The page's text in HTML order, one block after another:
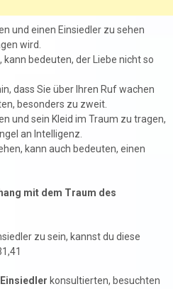
und einen Einsiedler zu sehen
wird.
kann bedeuten, der Liebe nicht so
dass Sie über Ihren Ruf wachen
besonders zu zweit.
und sein Kleid im Traum zu tragen,
an Intelligenz.
kann auch bedeuten, einen
mit dem Traum des
zu sein, kannst du diese
konsultierten, besuchten